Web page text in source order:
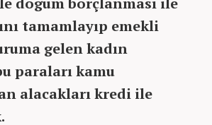
tamamlayıp emekli
gelen kadın
paraları kamu
alacakları kredi ile